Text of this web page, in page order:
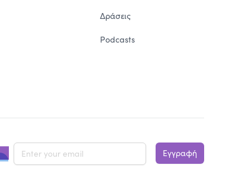
Δράσεις
Podcasts
Εγγραφή